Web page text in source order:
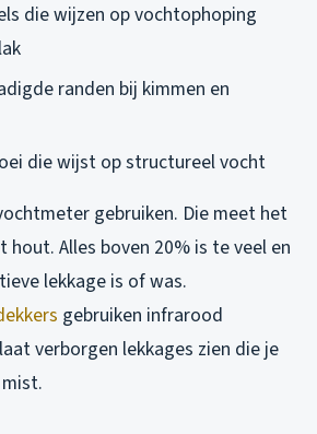
die wijzen op vochtophoping
randen bij kimmen en
die wijst op structureel vocht
gebruiken. Die meet het
Alles boven 20% is te veel en
lekkage is of was.
gebruiken infrarood
verborgen lekkages zien die je